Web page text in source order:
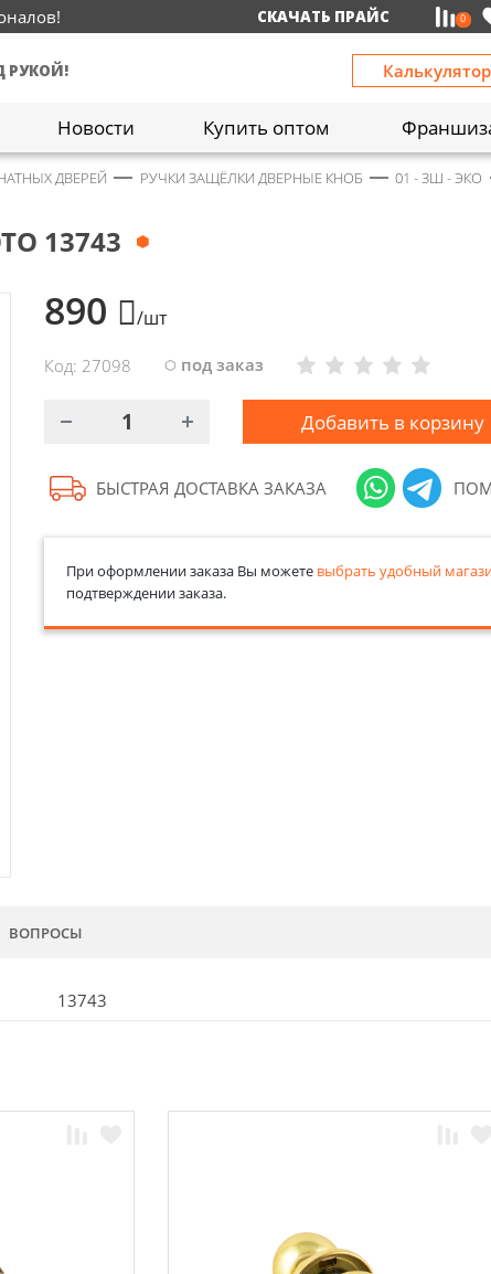
СКАЧАТЬ ПРАЙС 0
РУКОЙ!
Новости Купить оптом
ДВЕРЕЙ РУЧКИ ЗАЩЁЛКИ ДВЕРНЫЕ КНОБ 01 - ЗШ - ЭКО
13743
890 /шт
Код: 27098 под заказ
Добавить в корзину
БЫСТРАЯ ДОСТАВКА ЗАКАЗА
При оформлении заказа Вы можете выбрать удобный
подтверждении заказа.
ВОПРОСЫ
13743